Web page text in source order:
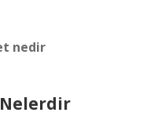
nedir